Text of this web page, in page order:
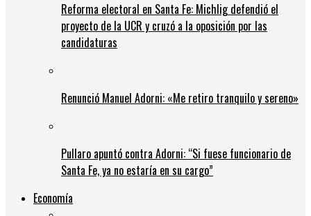
Reforma electoral en Santa Fe: Michlig defendió el
proyecto de la UCR y cruzó a la oposición por las
candidaturas
Renunció Manuel Adorni: «Me retiro tranquilo y sereno»
Pullaro apuntó contra Adorni: “Si fuese funcionario de
Santa Fe, ya no estaría en su cargo”
Economía